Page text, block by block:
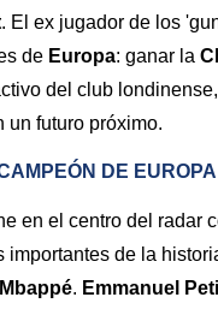
. El ex jugador de los
de Europa: ganar la
del club
un futuro próximo.
DE EUROPA
en el centro del radar
importantes de la
. Emmanuel